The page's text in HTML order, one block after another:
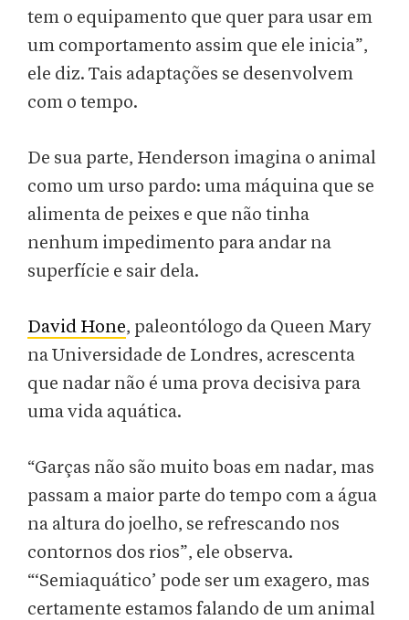
tem o equipamento que quer para usar em
um comportamento assim que ele inicia”,
ele diz. Tais adaptações se desenvolvem
com o tempo.
De sua parte, Henderson imagina o animal
como um urso pardo: uma máquina que se
alimenta de peixes e que não tinha
nenhum impedimento para andar na
superfície e sair dela.
David Hone, paleontólogo da Queen Mary
na Universidade de Londres, acrescenta
que nadar não é uma prova decisiva para
uma vida aquática.
“Garças não são muito boas em nadar, mas
passam a maior parte do tempo com a água
na altura do joelho, se refrescando nos
contornos dos rios”, ele observa.
“‘Semiaquático’ pode ser um exagero, mas
certamente estamos falando de um animal